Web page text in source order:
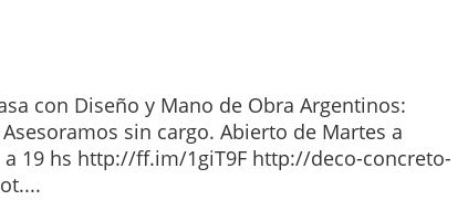
con Diseño y Mano de Obra Argentinos:
sin cargo. Abierto de Martes a
a 19 hs http://ff.im/1giT9F http://deco-concreto-